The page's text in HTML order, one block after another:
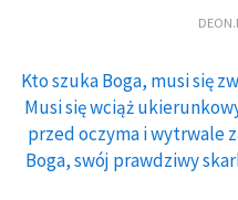
Kto szuka Boga, musi się
Musi się wciąż
przed oczyma i wytrwale
Boga, swój prawdziwy